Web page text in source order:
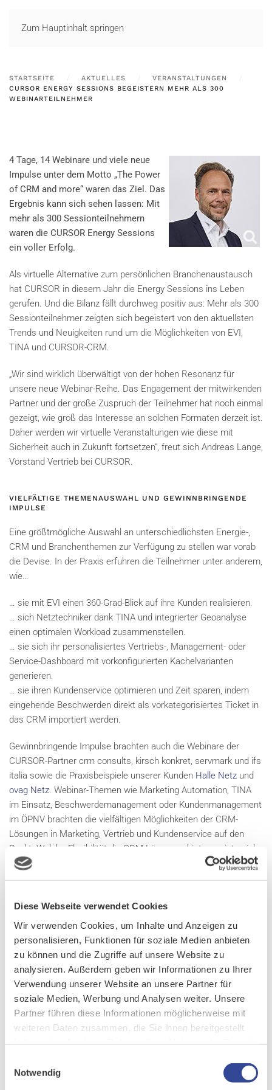
Diese Webseite verwendet Cookies
Wir verwenden Cookies, um Inhalte und Anzeigen zu
personalisieren, Funktionen für soziale Medien anbieten
zu können und die Zugriffe auf unsere Website zu
analysieren. Außerdem geben wir Informationen zu Ihrer
Verwendung unserer Website an unsere Partner für
soziale Medien, Werbung und Analysen weiter. Unsere
Partner führen diese Informationen möglicherweise mit
weiteren Daten zusammen, die Sie ihnen bereitgestellt
Notwendig
Zum Hauptinhalt springen
STARTSEITE AKTUELLES
VERANSTALTUNGEN
CURSOR ENERGY SESSIONS BEGEISTERN MEHR ALS 300
WEBINARTEILNEHMER
4 Tage, 14 Webinare und viele neue
Impulse unter dem Motto „The Power
of CRM and more“ waren das Ziel. Das
Ergebnis kann sich sehen lassen: Mit
mehr als 300 Sessionteilnehmern
waren die CURSOR Energy Sessions
ein voller Erfolg.
Als virtuelle Alternative zum persönlichen Branchenaustausch
hat CURSOR in diesem Jahr die Energy Sessions ins Leben
gerufen. Und die Bilanz fällt durchweg positiv aus: Mehr als 300
Sessionteilnehmer zeigten sich begeistert von den aktuellsten
Trends und Neuigkeiten rund um die Möglichkeiten von EVI,
TINA und CURSOR-CRM.
„Wir sind wirklich überwältigt von der hohen Resonanz für
unsere neue Webinar-Reihe. Das Engagement der mitwirkenden
Partner und der große Zuspruch der Teilnehmer hat noch einmal
gezeigt, wie groß das Interesse an solchen Formaten derzeit ist.
Daher werden wir virtuelle Veranstaltungen wie diese mit
Sicherheit auch in Zukunft fortsetzen“, freut sich Andreas Lange,
Vorstand Vertrieb bei CURSOR.
VIELFÄLTIGE THEMENAUSWAHL UND GEWINNBRINGENDE
IMPULSE
Eine größtmögliche Auswahl an unterschiedlichsten Energie-,
CRM und Branchenthemen zur Verfügung zu stellen war vorab
die Devise. In der Praxis erfuhren die Teilnehmer unter anderem,
wie…
… sie mit EVI einen 360-Grad-Blick auf ihre Kunden realisieren.
… sich Netztechniker dank TINA und integrierter Geoanalyse
einen optimalen Workload zusammenstellen.
… sie sich ihr personalisiertes Vertriebs-, Management- oder
Service-Dashboard mit vorkonfigurierten Kachelvarianten
generieren.
… sie ihren Kundenservice optimieren und Zeit sparen, indem
eingehende Beschwerden direkt als vorkategorisiertes Ticket in
das CRM importiert werden.
Gewinnbringende Impulse brachten auch die Webinare der
CURSOR-Partner crm consults, kirsch konkret, servmark und ifs
italia sowie die Praxisbeispiele unserer Kunden Halle Netz und
ovag Netz. Webinar-Themen wie Marketing Automation, TINA
im Einsatz, Beschwerdemanagement oder Kundenmanagement
im ÖPNV brachten die vielfältigen Möglichkeiten der CRM-
Lösungen in Marketing, Vertrieb und Kundenservice auf den
Punkt. Welche Flexibilität die CRM-Lösungen bieten, zeigte sich
bereits in der Webinar-Vorbereitung: Motiviert von den
Praxisbeispielen zum Infoboard 2.0 arbeitete einer der
Vortrag ein. Von der Theorie zur Praxis – im Handumdrehen.
Wir danken allen Teilnehmern und Teilnehmerinnen sowie
Referenten für die Unterstützung und den gemeinsamen